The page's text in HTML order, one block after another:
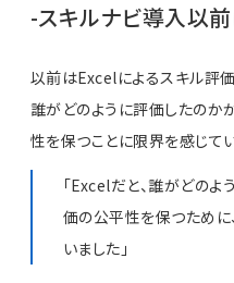
-スキルナビ導入以
以前はExcelによるスキル評価
誰がどのように評価したのか
性を保つことに限界を感じて
「Excelだと、誰がどのよ
価の公平性を保つために
いました」